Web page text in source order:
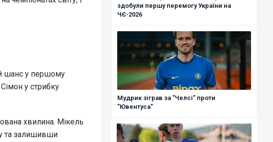
шанс у першому
у стрибку
хвилина. Мікель
та залишивши
здобули першу перемогу України на
ЧЄ-2026
Мудрик зіграв за "Челсі" проти
"Ювентуса"